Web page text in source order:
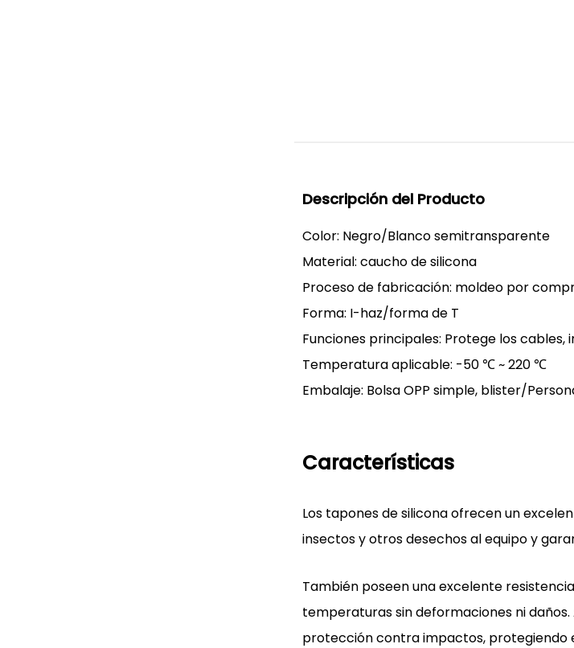
Descripción del Producto
Color: Negro/Blanco semitransparente
Material: caucho de silicona
Proceso de fabricación: moldeo por
Forma: I-haz/forma de T
Funciones principales: Protege los
Temperatura aplicable: -50 ℃ ~ 220 ℃
Embalaje: Bolsa OPP simple, blister/
Características
Los tapones de silicona ofrecen un
insectos y otros desechos al equipo y
También poseen una excelente
temperaturas sin deformaciones ni
protección contra impactos, protegiendo